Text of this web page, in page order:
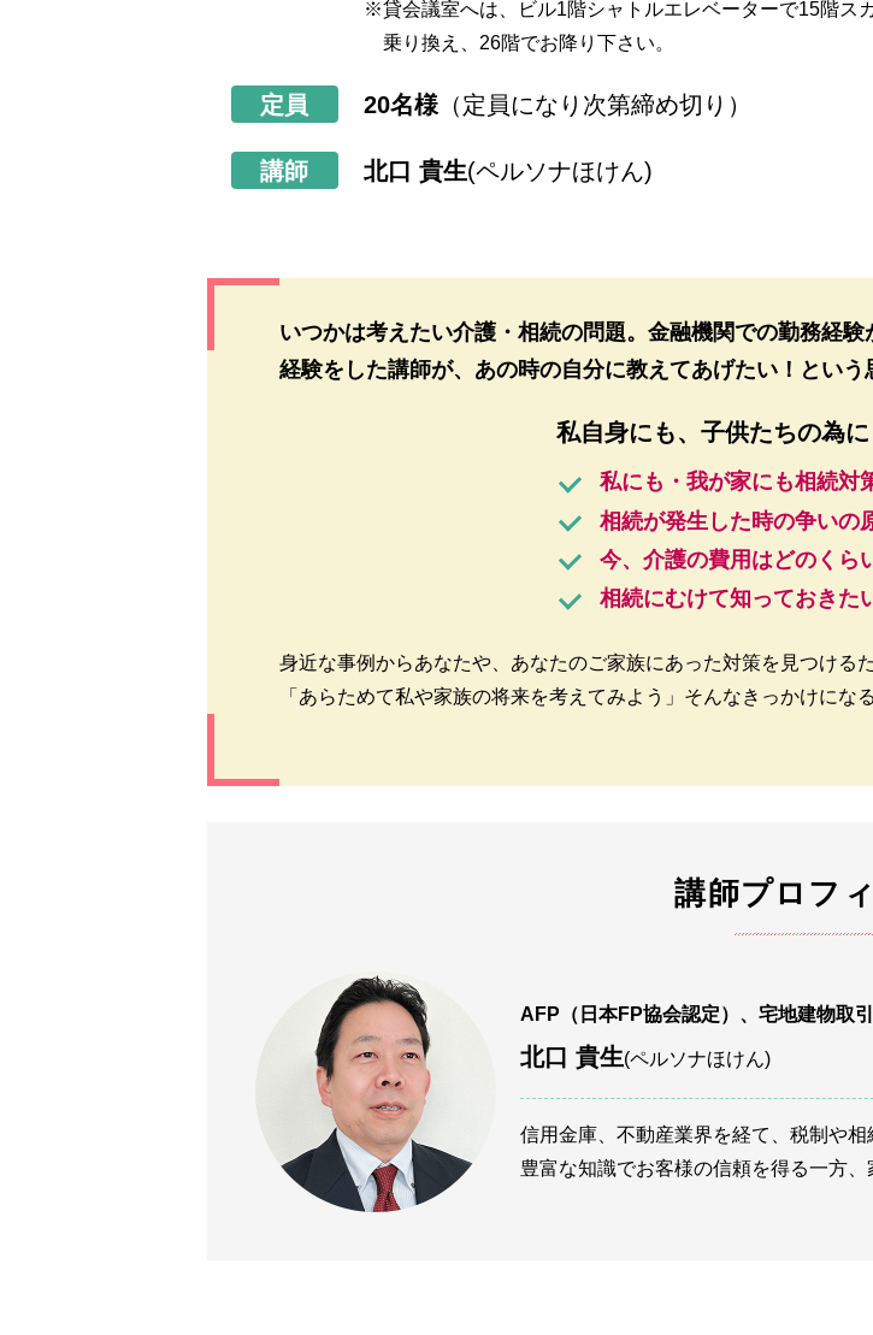
※貸会議室へは、ビル1階シャトルエレベーターで15階ス
乗り換え、26階でお降り下さい。
定員 20名様 （定員になり次第締め切り）
講師 北口 貴生(ペルソナほけん)
いつかは考えたい介護・相続の問題。金融機関での勤務経
経験をした講師が、あの時の自分に教えてあげたい！という
私自身にも、 子供たちの為
私にも・我が家にも相続対
相続が発生した時の争いの
今、介護の費用はどのくら
相続にむけて知っておきた
身近な事例からあなたや、あなたのご家族にあった対策を見つける
「あらためて私や家族の将来を考えてみよう」そんなきっかけにな
講師プロフ
AFP（日本FP協会認定）、宅地建物取
北口 貴生(ペルソナほけん)
信用金庫、不動産業界を経て、税制や
豊富な知識でお客様の信頼を得る一方